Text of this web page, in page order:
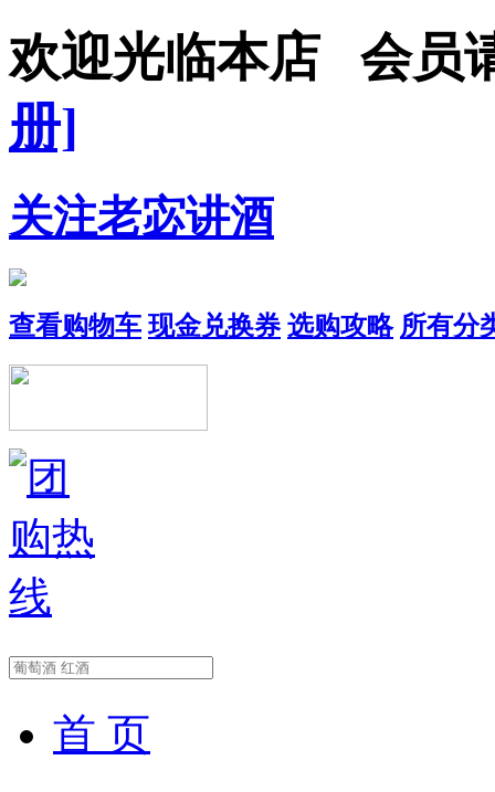
欢迎光临本店 会员
册]
关注老宓讲酒
查看购物车 现金兑换券 选购攻略 所有分
首 页